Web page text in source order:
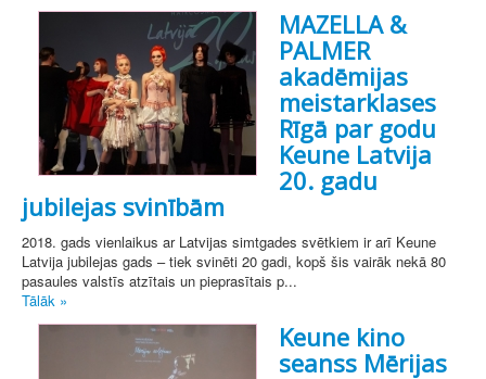
MAZELLA &
PALMER
akadēmijas
meistarklases
Rīgā par godu
Keune Latvija
20. gadu
jubilejas svinībām
2018. gads vienlaikus ar Latvijas simtgades svētkiem ir arī Keune
Latvija jubilejas gads – tiek svinēti 20 gadi, kopš šis vairāk nekā 80
pasaules valstīs atzītais un pieprasītais p...
Tālāk »
Keune kino
seanss Mērijas